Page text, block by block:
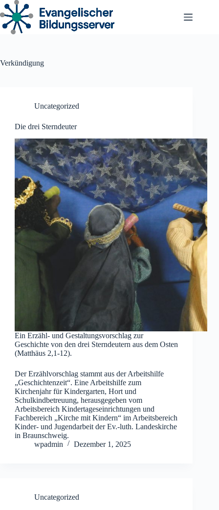
Zum
Inhalt
springen
Verkündigung
Uncategorized
Die drei Sterndeuter
Ein Erzähl- und Gestaltungsvorschlag zur
Geschichte von den drei Sterndeutern aus dem Osten
(Matthäus 2,1-12).
Der Erzählvorschlag stammt aus der Arbeitshilfe
„Geschichtenzeit“. Eine Arbeitshilfe zum
Kirchenjahr für Kindergarten, Hort und
Schulkindbetreuung, herausgegeben vom
Arbeitsbereich Kindertageseinrichtungen und
Fachbereich „Kirche mit Kindern“ im Arbeitsbereich
Kinder- und Jugendarbeit der Ev.-luth. Landeskirche
in Braunschweig.
wpadmin
Dezember 1, 2025
Uncategorized